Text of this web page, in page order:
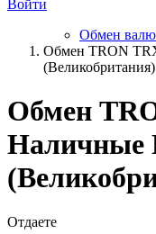
Войти
Обмен
Обмен TRON
Обмен
Наличные
Отдаете